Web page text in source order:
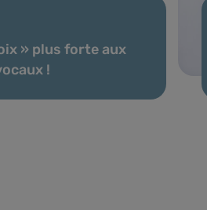
» plus forte aux
!